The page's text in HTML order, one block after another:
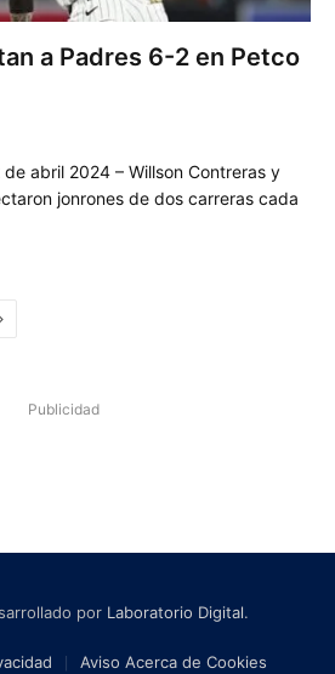
a Padres 6-2 en Petco
abril 2024 – Willson Contreras y
jonrones de dos carreras cada
Publicidad
por Laboratorio Digital.
Aviso Acerca de Cookies